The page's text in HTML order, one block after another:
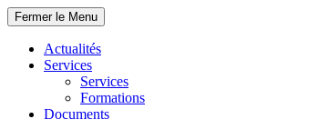
Fermer le Menu
Actualités
Services
Services
Formations
Documents